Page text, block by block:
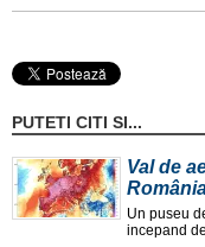
PUTETI CITI SI...
Val de
Un puseu
incepand